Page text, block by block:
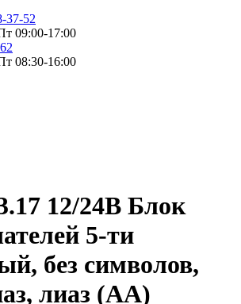
37-52
09:00-17:00
08:30-16:00
12/24В Блок
5-ти
без символов,
лиаз (АА)